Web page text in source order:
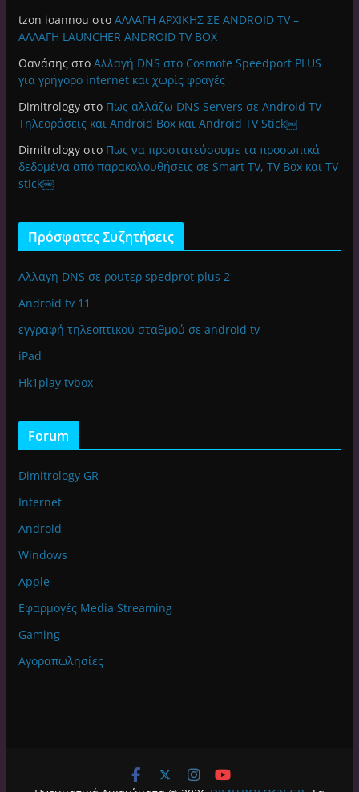
tzon ioannou στο ΑΛΛΑΓΗ ΑΡΧΙΚΗΣ ΣΕ ANDROID TV –
ΑΛΛΑΓΗ LAUNCHER ANDROID TV BOX
Θανάσηςστο Αλλαγή DNS στο Cosmote Speedport PLUS
για γρήγορο internet και χωρίς φραγές
Dimitrologyστο Πως αλλάζω DNS Servers σε Android TV
Τηλεοράσεις και Android Box και Android TV Stick￼
Dimitrologyστο Πως να προστατεύσουμε τα προσωπικά
δεδομένα από παρακολουθήσεις σε Smart TV, TV Box και TV
stick￼
Πρόσφατες Συζητήσεις
Αλλαγη DNS σε ρουτερ spedprot plus 2
Android tv 11
εγγραφή τηλεοπτικού σταθμού σε android tv
iPad
Hk1play tvbox
Forum
Dimitrology GR
Internet
Android
Windows
Apple
Εφαρμογές Media Streaming
Gaming
Αγοραπωλησίες